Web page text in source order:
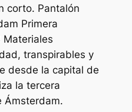
corto. Pantalón
Primera
Materiales
transpirables y
desde la capital de
la tercera
Ámsterdam.